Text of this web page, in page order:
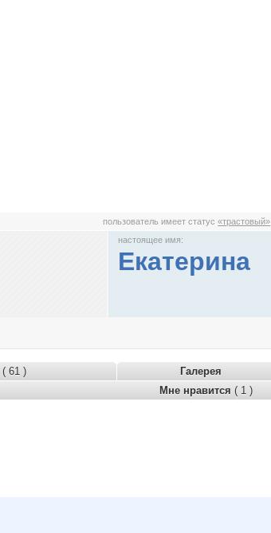
пользователь имеет статус«трастовый»
настоящее имя:
Екатерина
( 61 ) Галерея
Мне нравится ( 1 )